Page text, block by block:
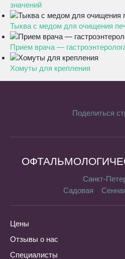
значений
Тыква с медом для очищения
Прием врача —
Хомуты для крепления
Поделиться
Санкт-
Садовая
Цены
Отзывы о нас
Специалисты